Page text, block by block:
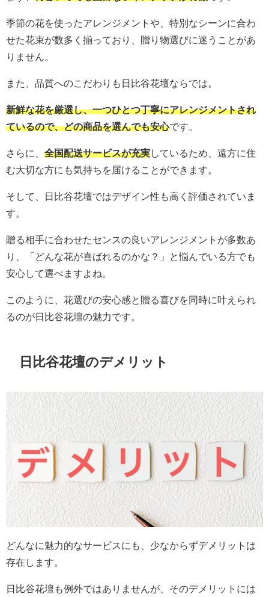
季節の花を使ったアレンジメントや、特別なシーンに合わ
せた花束が数多く揃っており、贈り物選びに迷うことがあ
りません。
また、品質へのこだわりも日比谷花壇ならでは。
新鮮な花を厳選し、一つひとつ丁寧にアレンジメントされ
ているので、どの商品を選んでも安心です。
さらに、 全国配送サービスが充実しているため、遠方に住
む大切な方にも気持ちを届けることができます。
そして、日比谷花壇ではデザイン性も高く評価されていま
す。
贈る相手に合わせたセンスの良いアレンジメントが多数あ
り、「どんな花が喜ばれるのかな？」と悩んでいる方でも
安心して選べますよね。
このように、花選びの安心感と贈る喜びを同時に叶えられ
るのが日比谷花壇の魅力です。
日比谷花壇のデメリット
どんなに魅力的なサービスにも、少なからずデメリットは
存在します。
日比谷花壇も例外ではありませんが、そのデメリットには